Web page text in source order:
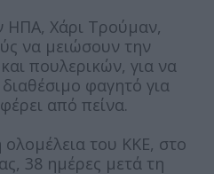
ΗΠΑ, Χάρι Τρούμαν,
να μειώσουν την
πουλερικών, για να
φαγητό για
από πείνα.
ολομέλεια του ΚΚΕ, στο
38 ημέρες μετά τη